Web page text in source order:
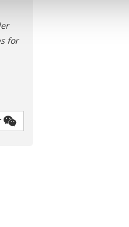
vores
for